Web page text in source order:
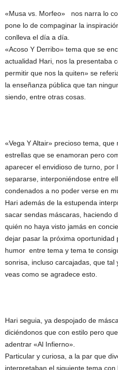
«Musa vs. Morfeo» nos narra lo
pone lo de compaginar la
conlleva el día a día.
«Acoso Y Derribo» tema que se
actualidad Hari, nos la presentaba
permitir que nos la quiten» se
la enseñanza pública que tan
siendo, entre otras cosas.
«Vega Y Altair» precioso tema,
estrellas que se enamoran pero
aparecer el envidioso de turno, por
separarse, interponiéndose entre
condenados a no poder verse en
Hari además de la estupenda
sacar sendas máscaras, haciendo
quién no haya visto jamás en
dejar pasar la próxima oportunidad
humor entre tema y tema te
sonrisa, incluso carcajadas, que
veas como se agradece esto.
Hari seguia, ya despojado de
diciéndonos que con estilo pero
adentrar «Al Infierno».
Particular y curiosa, a la par que
interpretaban el siguiente tema